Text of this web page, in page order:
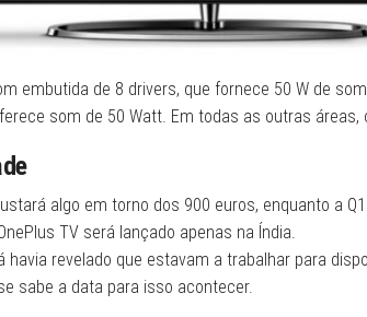
embutida de 8 drivers, que fornece 50 W de
som de 50 Watt. Em todas as outras áreas,
algo em torno dos 900 euros, enquanto a
TV será lançado apenas na Índia.
havia revelado que estavam a trabalhar para
sabe a data para isso acontecer.